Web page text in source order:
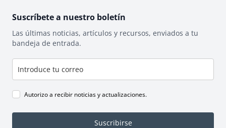
Suscríbete a nuestro boletín
Las últimas noticias, artículos y recursos, enviados a tu
bandeja de entrada.
Autorizo a recibir noticias y actualizaciones.
Suscribirse